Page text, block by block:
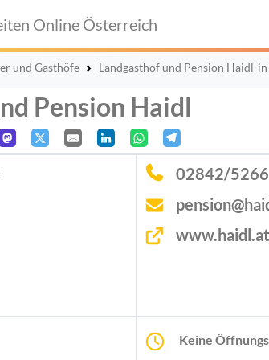
Online Österreich
und Gasthöfe Landgasthof und Pension Haidl
Pension Haidl
02842/
www.haidl.at
Keine